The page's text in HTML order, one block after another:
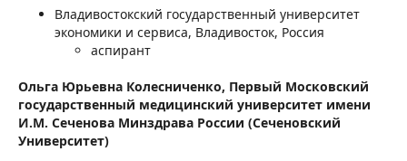
Владивостокский государственный университет
экономики и сервиса, Владивосток, Россия
аспирант
Ольга Юрьевна Колесниченко, Первый Московский
государственный медицинский университет имени
И.М. Сеченова Минздрава России (Сеченовский
Университет)